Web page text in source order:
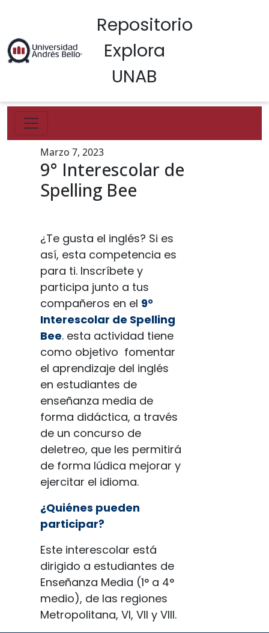
Repositorio
Explora
UNAB
Marzo 7, 2023
9° Interescolar de
Spelling Bee
¿Te gusta el inglés? Si es
así, esta competencia es
para ti. Inscríbete y
participa junto a tus
compañeros en el 9°
Interescolar de Spelling
Bee. esta actividad tiene
como objetivo fomentar
el aprendizaje del inglés
en estudiantes de
enseñanza media de
forma didáctica, a través
de un concurso de
deletreo, que les permitirá
de forma lúdica mejorar y
ejercitar el idioma.
¿Quiénes pueden
participar?
Este interescolar está
dirigido a estudiantes de
Enseñanza Media (1° a 4°
medio), de las regiones
Metropolitana, VI, VII y VIII.